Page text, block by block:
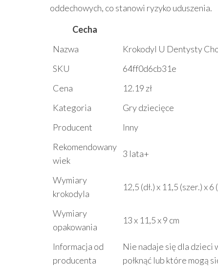
oddechowych, co stanowi ryzyko uduszenia.
Cecha
Nazwa
Krokodyl U Dentysty
SKU
64ff0d6cb31e
Cena
12.19 zł
Kategoria
Gry dziecięce
Producent
Inny
Rekomendowany
wiek
3 lata+
Wymiary
krokodyla
12,5 (dł.) x 11,5 (szer.) x 6
Wymiary
opakowania
13 x 11,5 x 9 cm
Informacja od
producenta
Nie nadaje się dla dzieci
połknąć lub które mogą